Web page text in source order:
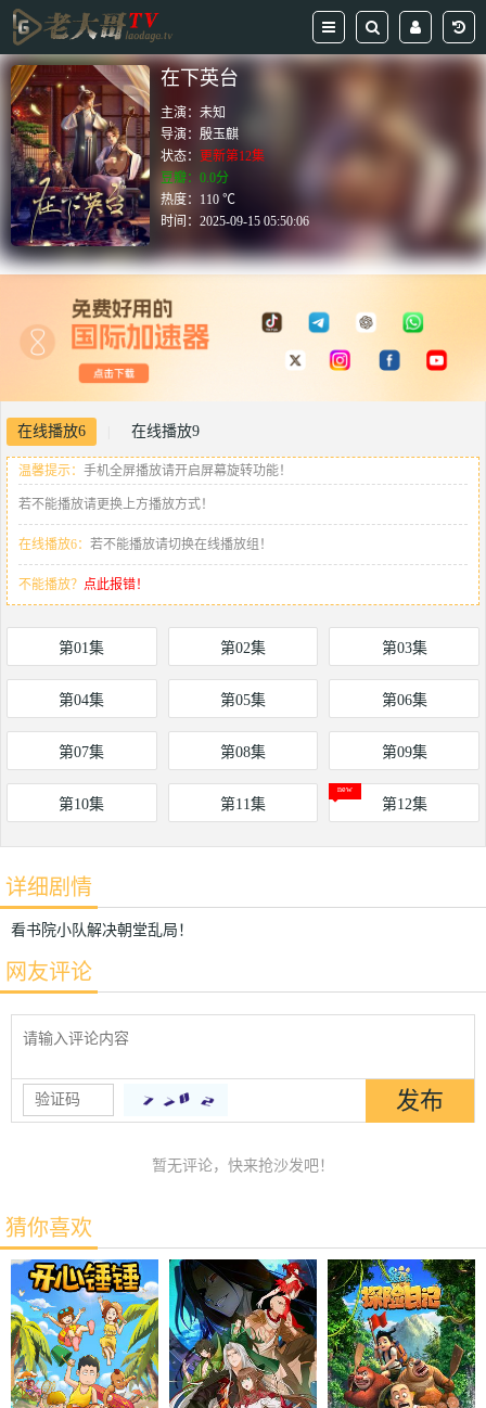
在下英台
主演：未知
导演：殷玉麒
状态： 更新第12集
豆瓣：0.0分
热度：110 ℃
时间：2025-09-15 05:50:06
在线播放6 在线播放9
温馨提示： 手机全屏播放请开启屏幕旋转功能！
若不能播放请更换上方播放方式！
在线播放6： 若不能播放请切换在线播放组！
不能播放？ 点此报错！
第01集 第02集 第03集
第04集 第05集 第06集
第07集 第08集 第09集
第10集 第11集 第12集
详细剧情
看书院小队解决朝堂乱局！
网友评论
暂无评论，快来抢沙发吧！
猜你喜欢